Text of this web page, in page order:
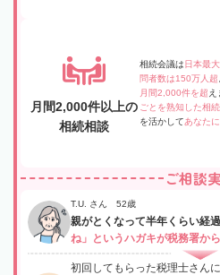
月間2,000件以上の
相続相談
相続会議は 日本最
問者数は150万人超
月間2,000件を超
ごとを熟知した相
を活かしてあなた
ご相談
T.U. さん 52歳
親がとくなって半年くらい経
ね」というハガキが税務署か
初回してもらった税理士さん